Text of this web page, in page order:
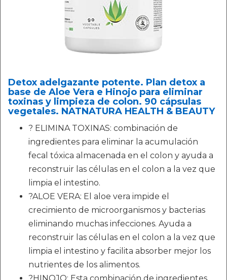
Detox adelgazante potente. Plan detox a
base de Aloe Vera e Hinojo para eliminar
toxinas y limpieza de colon. 90 cápsulas
vegetales. NATNATURA HEALTH & BEAUTY
? ELIMINA TOXINAS: combinación de
ingredientes para eliminar la acumulación
fecal tóxica almacenada en el colon y ayuda a
reconstruir las células en el colon a la vez que
limpia el intestino.
?ALOE VERA: El aloe vera impide el
crecimiento de microorganismos y bacterias
eliminando muchas infecciones. Ayuda a
reconstruir las células en el colon a la vez que
limpia el intestino y facilita absorber mejor los
nutrientes de los alimentos.